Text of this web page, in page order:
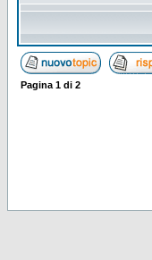
Pagina 1 di 2